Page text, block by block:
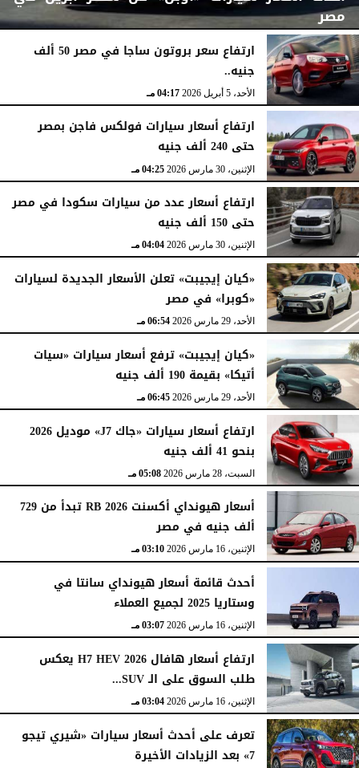
مصر
الأربعاء، 15 أبريل 2026 07:06 مـ
ارتفاع سعر بروتون ساجا في مصر 50 ألف
جنيه..
الأحد، 5 أبريل 2026 04:17 مـ
ارتفاع أسعار سيارات فولكس فاجن بمصر
حتى 240 ألف جنيه
الإثنين، 30 مارس 2026 04:25 مـ
ارتفاع أسعار عدد من سيارات سكودا في مصر
حتى 150 ألف جنيه
الإثنين، 30 مارس 2026 04:04 مـ
«كيان إيجيبت» تعلن الأسعار الجديدة لسيارات
«كوبرا» في مصر
الأحد، 29 مارس 2026 06:54 مـ
«كيان إيجيبت» ترفع أسعار سيارات «سيات
أتيكا» بقيمة 190 ألف جنيه
الأحد، 29 مارس 2026 06:45 مـ
ارتفاع أسعار سيارات «جاك J7» موديل 2026
بنحو 41 ألف جنيه
السبت، 28 مارس 2026 05:08 مـ
أسعار هيونداي أكسنت RB 2026 تبدأ من 729
ألف جنيه في مصر
الإثنين، 16 مارس 2026 03:10 مـ
أحدث قائمة أسعار هيونداي سانتا في
وستاريا 2025 لجميع العملاء
الإثنين، 16 مارس 2026 03:07 مـ
ارتفاع أسعار هافال H7 HEV 2026 يعكس
طلب السوق على الـ SUV...
الإثنين، 16 مارس 2026 03:04 مـ
تعرف على أحدث أسعار سيارات «شيري تيجو
7» بعد الزيادات الأخيرة